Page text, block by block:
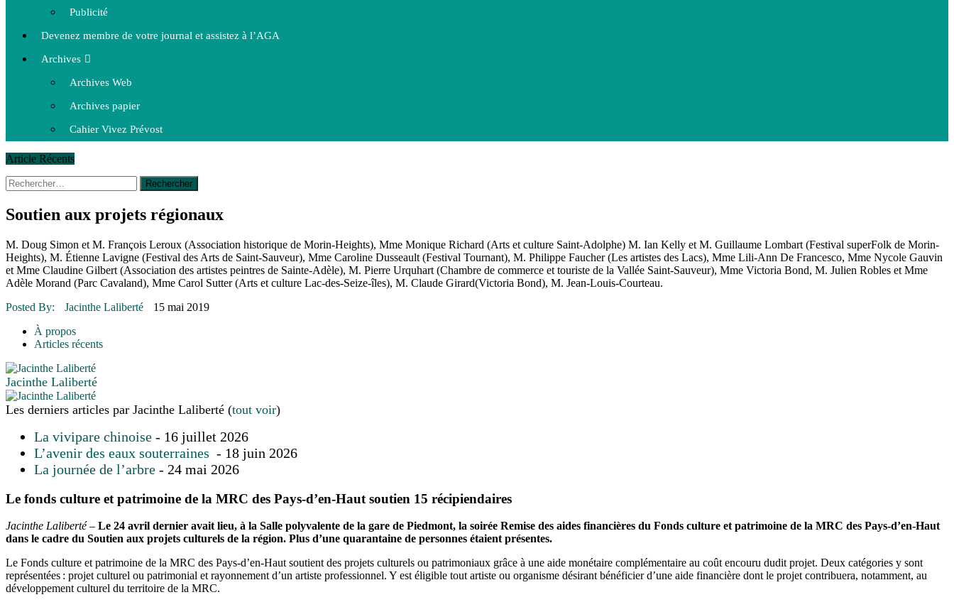
Publicité
Devenez membre de votre journal et assistez à l’AGA
Archives
Archives Web
Archives papier
Cahier Vivez Prévost
Article Récents
14 octobre 2015
La course de boîtes à savon du club Optimiste de Prévost
30 juin 2015
Fantaisie et créativité en mode jeunesse
16 juillet 2026 | Une Saint-Jean rassembleuse
16 juillet 2026 | POLITIQUE
16 juillet 2026 | ENVIRONNEMENT
16 juillet 2026 | COMMUNAUTAIRE
Rechercher :
Soutien aux projets régionaux
M. Doug Simon et M. François Leroux (Association historique de Morin-Heights), Mme Monique Richard (Arts et culture Saint-Adolphe) M. Ian Kelly et M. Guillaume Lombart (Festival superFolk de Morin-
Heights), M. Étienne Lavigne (Festival des Arts de Saint-Sauveur), Mme Caroline Dusseault (Festival Tournant), M. Philippe Faucher (Les artistes des Lacs), Mme Lili-Ann De Francesco, Mme Nycole Gauvin
et Mme Claudine Gilbert (Association des artistes peintres de Sainte-Adèle), M. Pierre Urquhart (Chambre de commerce et touriste de la Vallée Saint-Sauveur), Mme Victoria Bond, M. Julien Robles et Mme
Adèle Morand (Parc Cavaland), Mme Carol Sutter (Arts et culture Lac-des-Seize-îles), M. Claude Girard(Victoria Bond), M. Jean-Louis-Courteau.
Posted By:
Jacinthe Laliberté
15 mai 2019
À propos
Articles récents
Jacinthe Laliberté
Les derniers articles par Jacinthe Laliberté (tout voir)
La vivipare chinoise - 16 juillet 2026
L’avenir des eaux souterraines - 18 juin 2026
La journée de l’arbre - 24 mai 2026
Le fonds culture et patrimoine de la MRC des Pays-d’en-Haut soutien 15 récipiendaires
Jacinthe Laliberté – Le 24 avril dernier avait lieu, à la Salle polyvalente de la gare de Piedmont, la soirée Remise des aides financières du Fonds culture et patrimoine de la MRC des Pays-d’en-Haut
dans le cadre du Soutien aux projets culturels de la région. Plus d’une quarantaine de personnes étaient présentes.
Le Fonds culture et patrimoine de la MRC des Pays-d’en-Haut soutient des projets culturels ou patrimoniaux grâce à une aide monétaire complémentaire au coût encouru dudit projet. Deux catégories y sont
représentées : projet culturel ou patrimonial et rayonnement d’un artiste professionnel. Y est éligible tout artiste ou organisme désirant bénéficier d’une aide financière dont le projet contribuera, notamment, au
développement culturel du territoire de la MRC.